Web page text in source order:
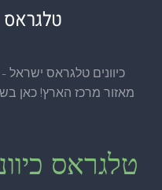
כיוונים טלגראס ישראל
מאזור מרכז הארץ! כאן
טלגראס